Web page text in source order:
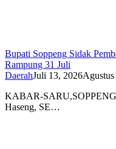
Bupati Soppeng Sidak
Rampung 31 Juli
DaerahJuli 13, 2026
KABAR-
Haseng, SE…